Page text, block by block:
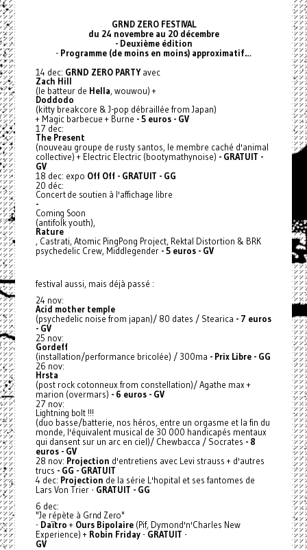
GRND ZERO FESTIVAL
du 24 novembre au 20 décembre
- Deuxième édition
- Programme (de moins en moins) approximatif…
14 dec: GRND ZERO PARTYavec
Zach Hill
(le batteur de Hella, wouwou) +
Doddodo
(kitty breakcore & J-pop débraillée from Japan)
+ Magic barbecue + Burne - 5 euros - GV
17 dec:
The Present
(nouveau groupe de rusty santos, le membre caché d'animal
collective) + Electric Electric (bootymathynoise) - GRATUIT -
GV
18 dec: expo Off Off - GRATUIT - GG
20 déc:
Concert de soutien à l'affichage libre
-
Coming Soon
(antifolk youth),
Rature
, Castrati, Atomic PingPong Project, Rektal Distortion & BRK
psychedelic Crew, Middlegender- 5 euros - GV
festival aussi, mais déjà passé :
24 nov:
Acid mother temple
(psychedelic noise from japan)/ 80 dates / Stearica - 7 euros
- GV
25 nov:
Gordeff
(installation/performance bricolée) / 300ma - Prix Libre - GG
26 nov:
Hrsta
(post rock cotonneux from constellation)/ Agathe max +
marion (overmars) - 6 euros - GV
27 nov:
Lightning bolt !!!
(duo basse/batterie, nos héros, entre un orgasme et la fin du
monde, l'équivalent musical de 30 000 handicapés mentaux
qui dansent sur un arc en ciel)/ Chewbacca / Socrates - 8
euros - GV
28 nov: Projection d'entretiens avec Levi strauss + d'autres
trucs - GG - GRATUIT
4 dec: Projection de la série L'hopital et ses fantomes de
Lars Von Trier -GRATUIT - GG
6 dec:
"Je répète à Grnd Zero"
- Daïtro+ Ours Bipolaire(Pif, Dymond'n'Charles New
Experience) + Robin Friday-GRATUIT -
GV